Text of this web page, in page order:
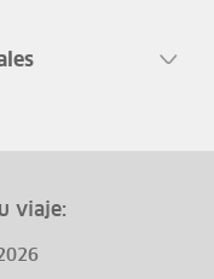
viaje: